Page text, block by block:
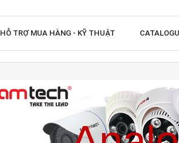
HỖ TRỢ MUA HÀNG - KỸ THUẬT